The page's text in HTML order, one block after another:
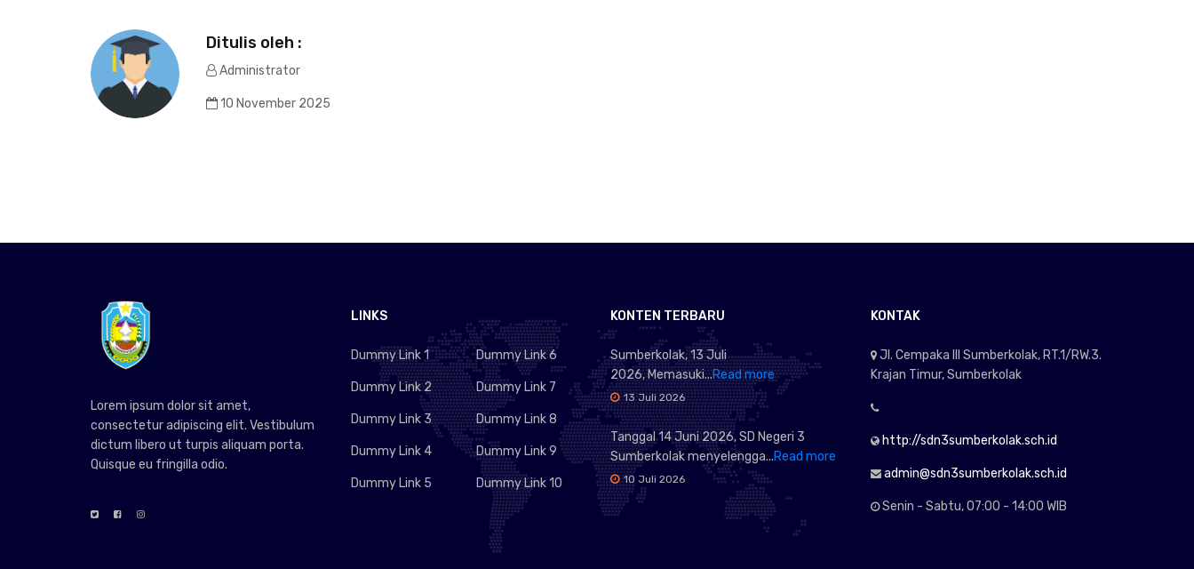
Ditulis oleh :
Administrator
10 November 2025
Lorem ipsum dolor sit amet,
consectetur adipiscing elit. Vestibulum
dictum libero ut turpis aliquam porta.
Quisque eu fringilla odio.
LINKS
Dummy Link 1
Dummy Link 2
Dummy Link 3
Dummy Link 4
Dummy Link 5
Dummy Link 6
Dummy Link 7
Dummy Link 8
Dummy Link 9
Dummy Link 10
KONTEN TERBARU
Sumberkolak, 13 Juli
2026, Memasuki...Read more
13 Juli 2026
Tanggal 14 Juni 2026, SD Negeri 3
Sumberkolak menyelengga...Read more
10 Juli 2026
KONTAK
Jl. Cempaka III Sumberkolak, RT.1/RW.3.
Krajan Timur, Sumberkolak
http://sdn3sumberkolak.sch.id
admin@sdn3sumberkolak.sch.id
Senin - Sabtu, 07:00 - 14:00 WIB